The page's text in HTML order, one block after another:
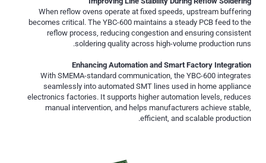
When reflow ovens operate at fixed speeds, upstream buffering
becomes critical. The YBC-600 maintains a steady PCB feed to the
reflow process, reducing congestion and ensuring consistent
soldering quality across high-volume production runs.
Enhancing Automation and Smart Factory Integration
With SMEMA-standard communication, the YBC-600 integrates
seamlessly into automated SMT lines used in home appliance
electronics factories. It supports higher automation levels, reduces
manual intervention, and helps manufacturers achieve stable,
efficient, and scalable production.